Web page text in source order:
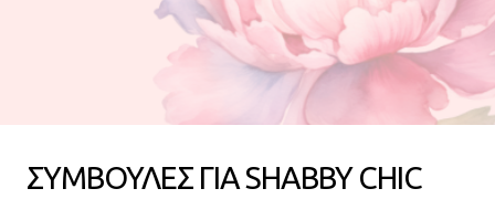
ΣΥΜΒΟΥΛΕΣ ΓΙΑ SHABBY CHIC